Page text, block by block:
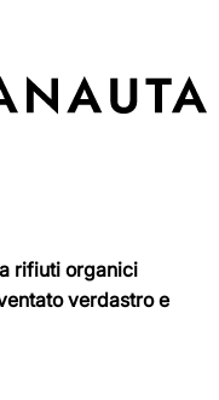
rifiuti organici
verdastro e